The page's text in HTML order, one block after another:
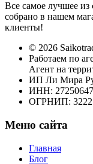
Все самое лучшее из
собрано в нашем
клиенты!
© 2026
Работаем по
Агент на
ИП Ли Мира
ИНН:
ОГРНИП:
Меню сайта
Главная
Блог